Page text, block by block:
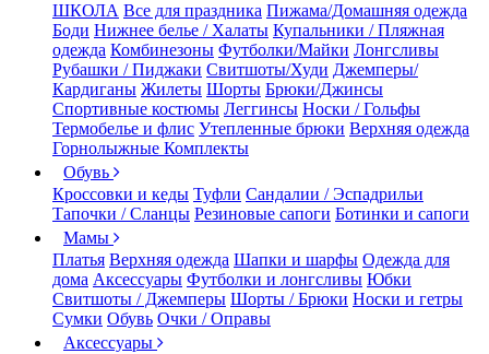
ШКОЛА Все для праздника Пижама/Домашняя одежда
Боди Нижнее белье / Халаты Купальники / Пляжная
одежда Комбинезоны Футболки/Майки Лонгсливы
Рубашки / Пиджаки Свитшоты/Худи Джемперы/
Кардиганы Жилеты Шорты Брюки/Джинсы
Спортивные костюмы Леггинсы Носки / Гольфы
Термобелье и флис Утепленные брюки Верхняя одежда
Горнолыжные Комплекты
Обувь
Кроссовки и кеды Туфли Сандалии / Эспадрильи
Тапочки / Сланцы Резиновые сапоги Ботинки и сапоги
Мамы
Платья Верхняя одежда Шапки и шарфы Одежда для
дома Аксессуары Футболки и лонгсливы Юбки
Свитшоты / Джемперы Шорты / Брюки Носки и гетры
Сумки Обувь Очки / Оправы
Аксессуары